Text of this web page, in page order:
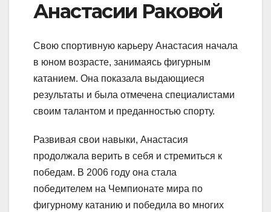
Анастасии Раковой
Свою спортивную карьеру Анастасия начала
в юном возрасте, занимаясь фигурным
катанием. Она показала выдающиеся
результаты и была отмечена специалистами
своим талантом и преданностью спорту.
Развивая свои навыки, Анастасия
продолжала верить в себя и стремиться к
победам. В 2006 году она стала
победителем на Чемпионате мира по
фигурному катанию и победила во многих